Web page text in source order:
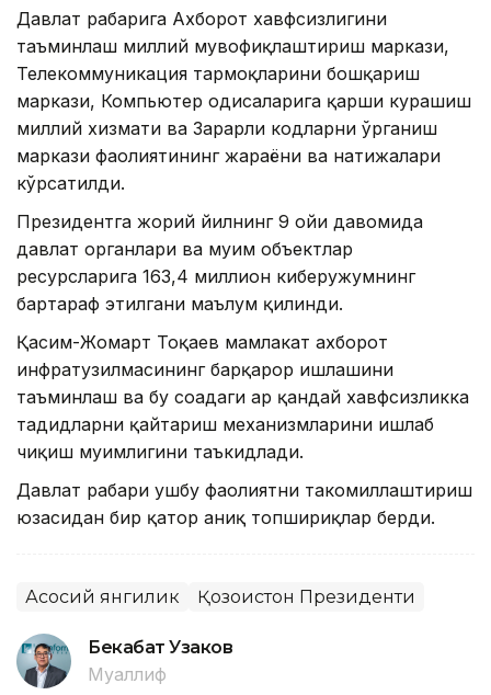
Давлат раҳбарига Ахборот хавфсизлигини
таъминлаш миллий мувофиқлаштириш маркази,
Телекоммуникация тармоқларини бошқариш
маркази, Компьютер ҳодисаларига қарши курашиш
миллий хизмати ва Зарарли кодларни ўрганиш
маркази фаолиятининг жараёни ва натижалари
кўрсатилди.
Президентга жорий йилнинг 9 ойи давомида
давлат органлари ва муҳим объектлар
ресурсларига 163,4 миллион киберҳужумнинг
бартараф этилгани маълум қилинди.
Қасим-Жомарт Тоқаев мамлакат ахборот
инфратузилмасининг барқарор ишлашини
таъминлаш ва бу соҳадаги ҳар қандай хавфсизликка
таҳдидларни қайтариш механизмларини ишлаб
чиқиш муҳимлигини таъкидлади.
Давлат раҳбари ушбу фаолиятни такомиллаштириш
юзасидан бир қатор аниқ топшириқлар берди.
Асосий янгилик Қозоғистон Президенти
Бекабат Узаков
Муаллиф